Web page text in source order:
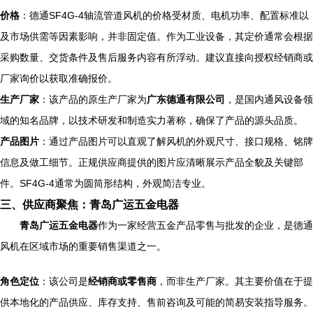
价格 ：德通SF4G-4轴流管道风机的价格受材质、电机功率、配置标准以
及市场供需等因素影响，并非固定值。作为工业设备，其定价通常会根据
采购数量、交货条件及售后服务内容有所浮动。建议直接向授权经销商或
厂家询价以获取准确报价。
生产厂家 ：该产品的原生产厂家为广东德通有限公司 ，是国内通风设备领
域的知名品牌，以技术研发和制造实力著称，确保了产品的源头品质。
产品图片 ：通过产品图片可以直观了解风机的外观尺寸、接口规格、铭牌
信息及做工细节。正规供应商提供的图片应清晰展示产品全貌及关键部
件。SF4G-4通常为圆筒形结构，外观简洁专业。
三、供应商聚焦：青岛广运五金电器
青岛广运五金电器作为一家经营五金产品零售与批发的企业，是德通
风机在区域市场的重要销售渠道之一。
角色定位 ：该公司是经销商或零售商 ，而非生产厂家。其主要价值在于提
供本地化的产品供应、库存支持、售前咨询及可能的简易安装指导服务。